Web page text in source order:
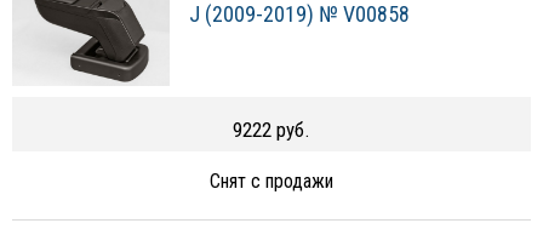
J (2009-2019) № V00858
9222 руб.
Снят с продажи